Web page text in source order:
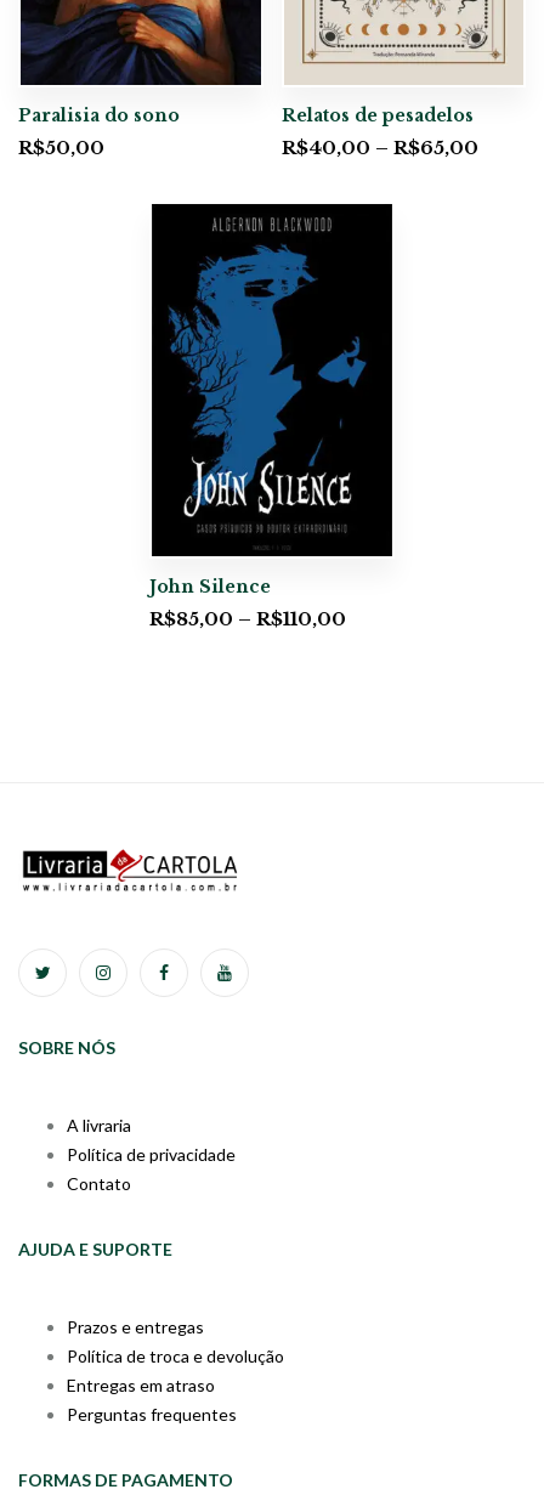
Paralisia do sono
R$50,00
Relatos de pesadelos
R$40,00 – R$65,00
John Silence
R$85,00 – R$110,00
SOBRE NÓS
A livraria
Política de privacidade
Contato
AJUDA E SUPORTE
Prazos e entregas
Política de troca e devolução
Entregas em atraso
Perguntas frequentes
FORMAS DE PAGAMENTO